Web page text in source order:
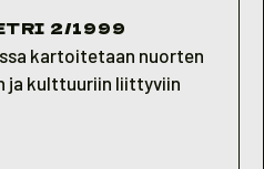
2/1999
kartoitetaan nuorten
ja kulttuuriin liittyviin